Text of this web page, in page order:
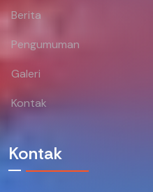
Berita
Pengumuman
Galeri
Kontak
Kontak